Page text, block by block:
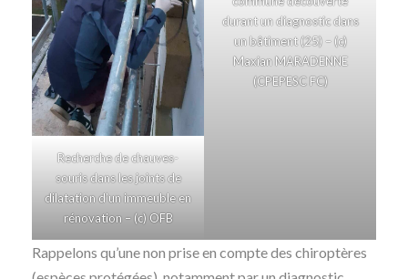
Recherche de chauves-
souris dans les joints de
dilatation d’un immeuble en
rénovation – (c) OFB
durant un diagnostic dans
un bâtiment (25) – (c)
Maxian MARADENNE
(CPEPESC FC)
Rappelons qu’une non prise en compte des chiroptères